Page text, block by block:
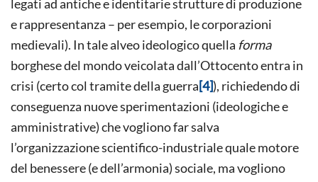
legati ad antiche e identitarie strutture di produzione
e rappresentanza – per esempio, le corporazioni
medievali). In tale alveo ideologico quella forma
borghese del mondo veicolata dall’Ottocento entra in
crisi (certo col tramite della guerra[4]), richiedendo di
conseguenza nuove sperimentazioni (ideologiche e
amministrative) che vogliono far salva
l’organizzazione scientifico-industriale quale motore
del benessere (e dell’armonia) sociale, ma vogliono